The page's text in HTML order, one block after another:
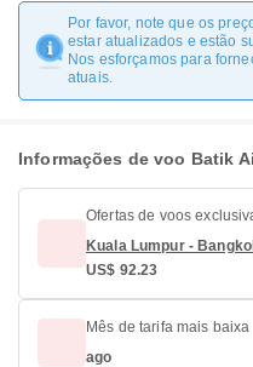
Por favor, note que os
estar atualizados e estão
Nos esforçamos para
atuais.
Informações de voo Batik
Ofertas de voos
Kuala Lumpur -
US$ 92.23
Mês de tarifa mais baixa
ago